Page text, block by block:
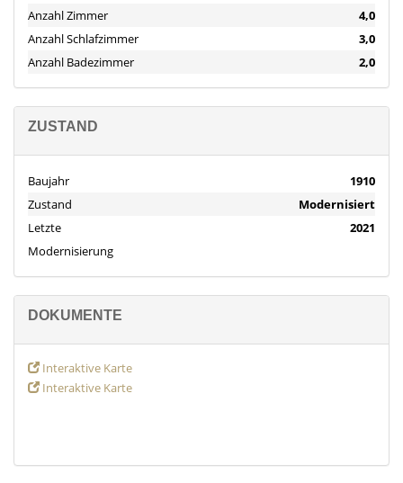
Anzahl Zimmer
4,0
Anzahl Schlafzimmer
3,0
Anzahl Badezimmer
2,0
ZUSTAND
Baujahr
1910
Zustand
Modernisiert
Letzte
Modernisierung
2021
DOKUMENTE
Interaktive Karte
Interaktive Karte